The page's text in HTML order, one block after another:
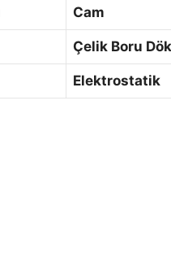
Cam
Çelik Boru
Elektrostatik